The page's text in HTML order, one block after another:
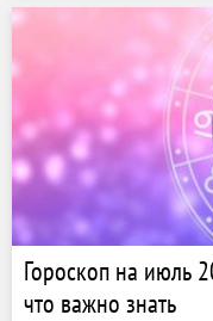
Гороскоп на июль
что важно знать